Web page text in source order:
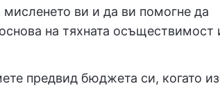
мисленето ви и да ви помогне да
на тяхната осъществимост
предвид бюджета си, когато